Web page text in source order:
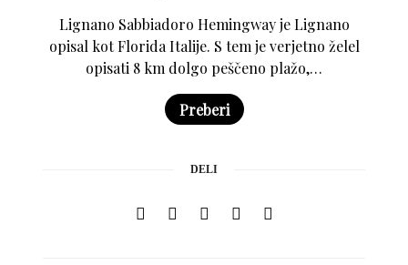
Lignano Sabbiadoro Hemingway je Lignano
opisal kot Florida Italije. S tem je verjetno želel
opisati 8 km dolgo peščeno plažo,…
Preberi
DELI